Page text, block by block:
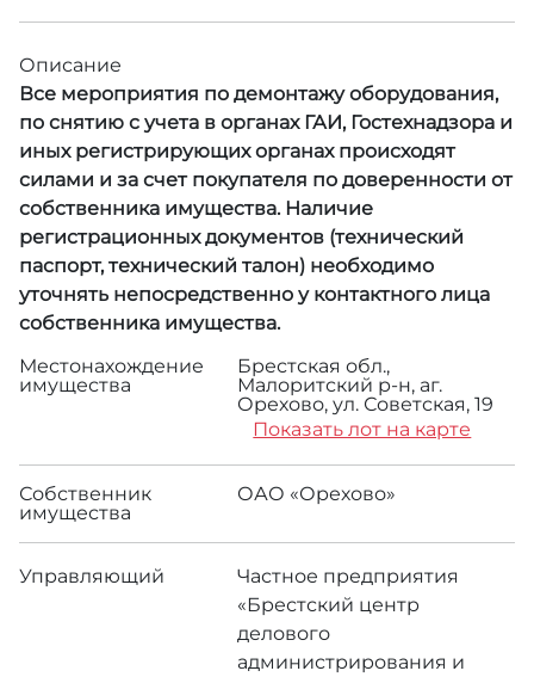
Описание
Все мероприятия по демонтажу оборудования,
по снятию с учета в органах ГАИ, Гостехнадзора и
иных регистрирующих органах происходят
силами и за счет покупателя по доверенности от
собственника имущества. Наличие
регистрационных документов (технический
паспорт, технический талон) необходимо
уточнять непосредственно у контактного лица
собственника имущества.
Местонахождение
имущества
Брестская обл.,
Малоритский р-н, аг.
Орехово, ул. Советская, 19
Показать лот на карте
Собственник
имущества
ОАО «Орехово»
Управляющий
Частное предприятия
«Брестский центр
делового
администрирования и